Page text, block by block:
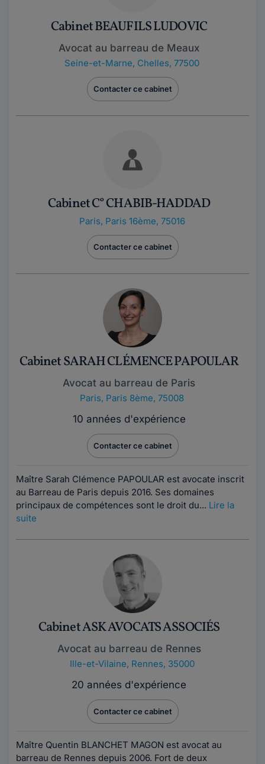
Cabinet BEAUFILS LUDOVIC
Avocat au barreau de Meaux
Seine-et-Marne, Chelles, 77500
Contacter ce cabinet
Cabinet C° CHABIB-HADDAD
Paris, Paris 16ème, 75016
Contacter ce cabinet
Cabinet SARAH CLÉMENCE PAPOULAR
Avocat au barreau de Paris
Paris, Paris 8ème, 75008
10 années d'expérience
Contacter ce cabinet
Maître Sarah Clémence PAPOULAR est avocate inscrit
au Barreau de Paris depuis 2016. Ses domaines
principaux de compétences sont le droit du... Lire la
suite
Cabinet ASK AVOCATS ASSOCIÉS
Avocat au barreau de Rennes
Ille-et-Vilaine, Rennes, 35000
20 années d'expérience
Contacter ce cabinet
Maître Quentin BLANCHET MAGON est avocat au
barreau de Rennes depuis 2006. Fort de deux